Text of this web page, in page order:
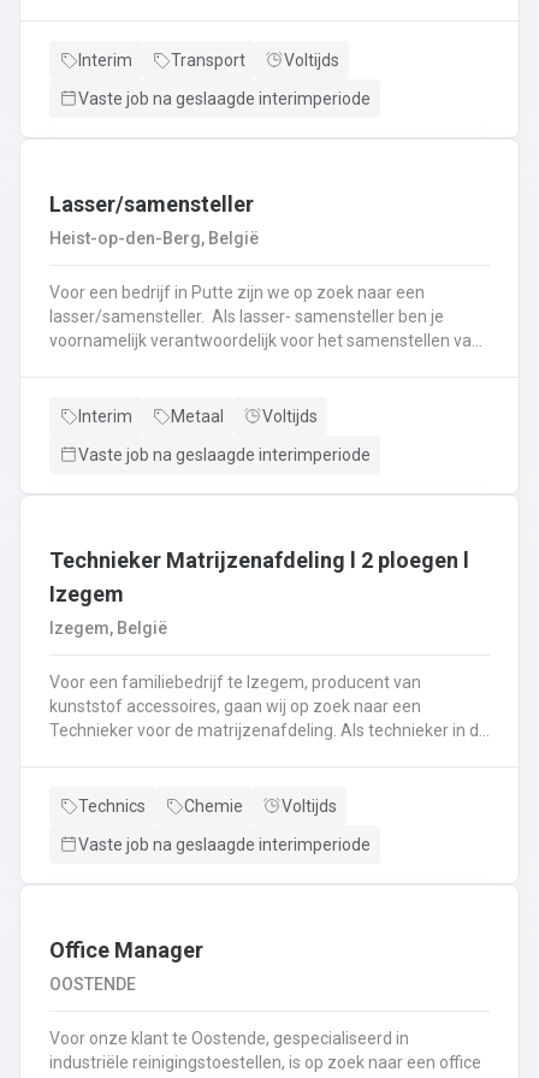
vloeistoffen.Laden en lossen volgens de voorgeschreven
documenten.Naleven van rij- en rusttijden en ADR-
Interim Transport
Voltijds
Vaste job na geslaagde interimperiode
Lasser/samensteller
Heist-op-den-Berg, België
Voor een bedrijf in Putte zijn we op zoek naar een
lasser/samensteller. Als lasser- samensteller ben je
voornamelijk verantwoordelijk voor het samenstellen van
het realiseren van onze projecten.Je werkt samen met
dagelijkse leiding van Atelierverantwoordelijke.
Interim Metaal
Voltijds
Vaste job na geslaagde interimperiode
Technieker Matrijzenafdeling l 2 ploegen l
Izegem
Izegem, België
Voor een familiebedrijf te Izegem, producent van
kunststof accessoires, gaan wij op zoek naar een
Technieker voor de matrijzenafdeling. Als technieker in de
productie en stel je de machines correct in.Bovendien
analyseer je fouten en waar nodig neem je corrigerende
de veiligheidssystemen behoort eveneens tot jouw
de productie en anticipeer je op veranderingen.
Technics Chemie
Voltijds
Vaste job na geslaagde interimperiode
Office Manager
OOSTENDE
Voor onze klant te Oostende, gespecialiseerd in
industriële reinigingstoestellen, is op zoek naar een office